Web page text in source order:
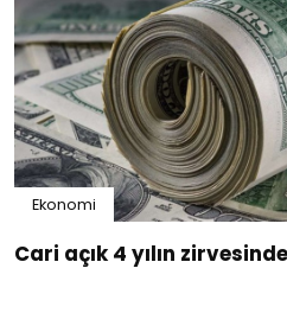
Ekonomi
Cari açık 4 yılın